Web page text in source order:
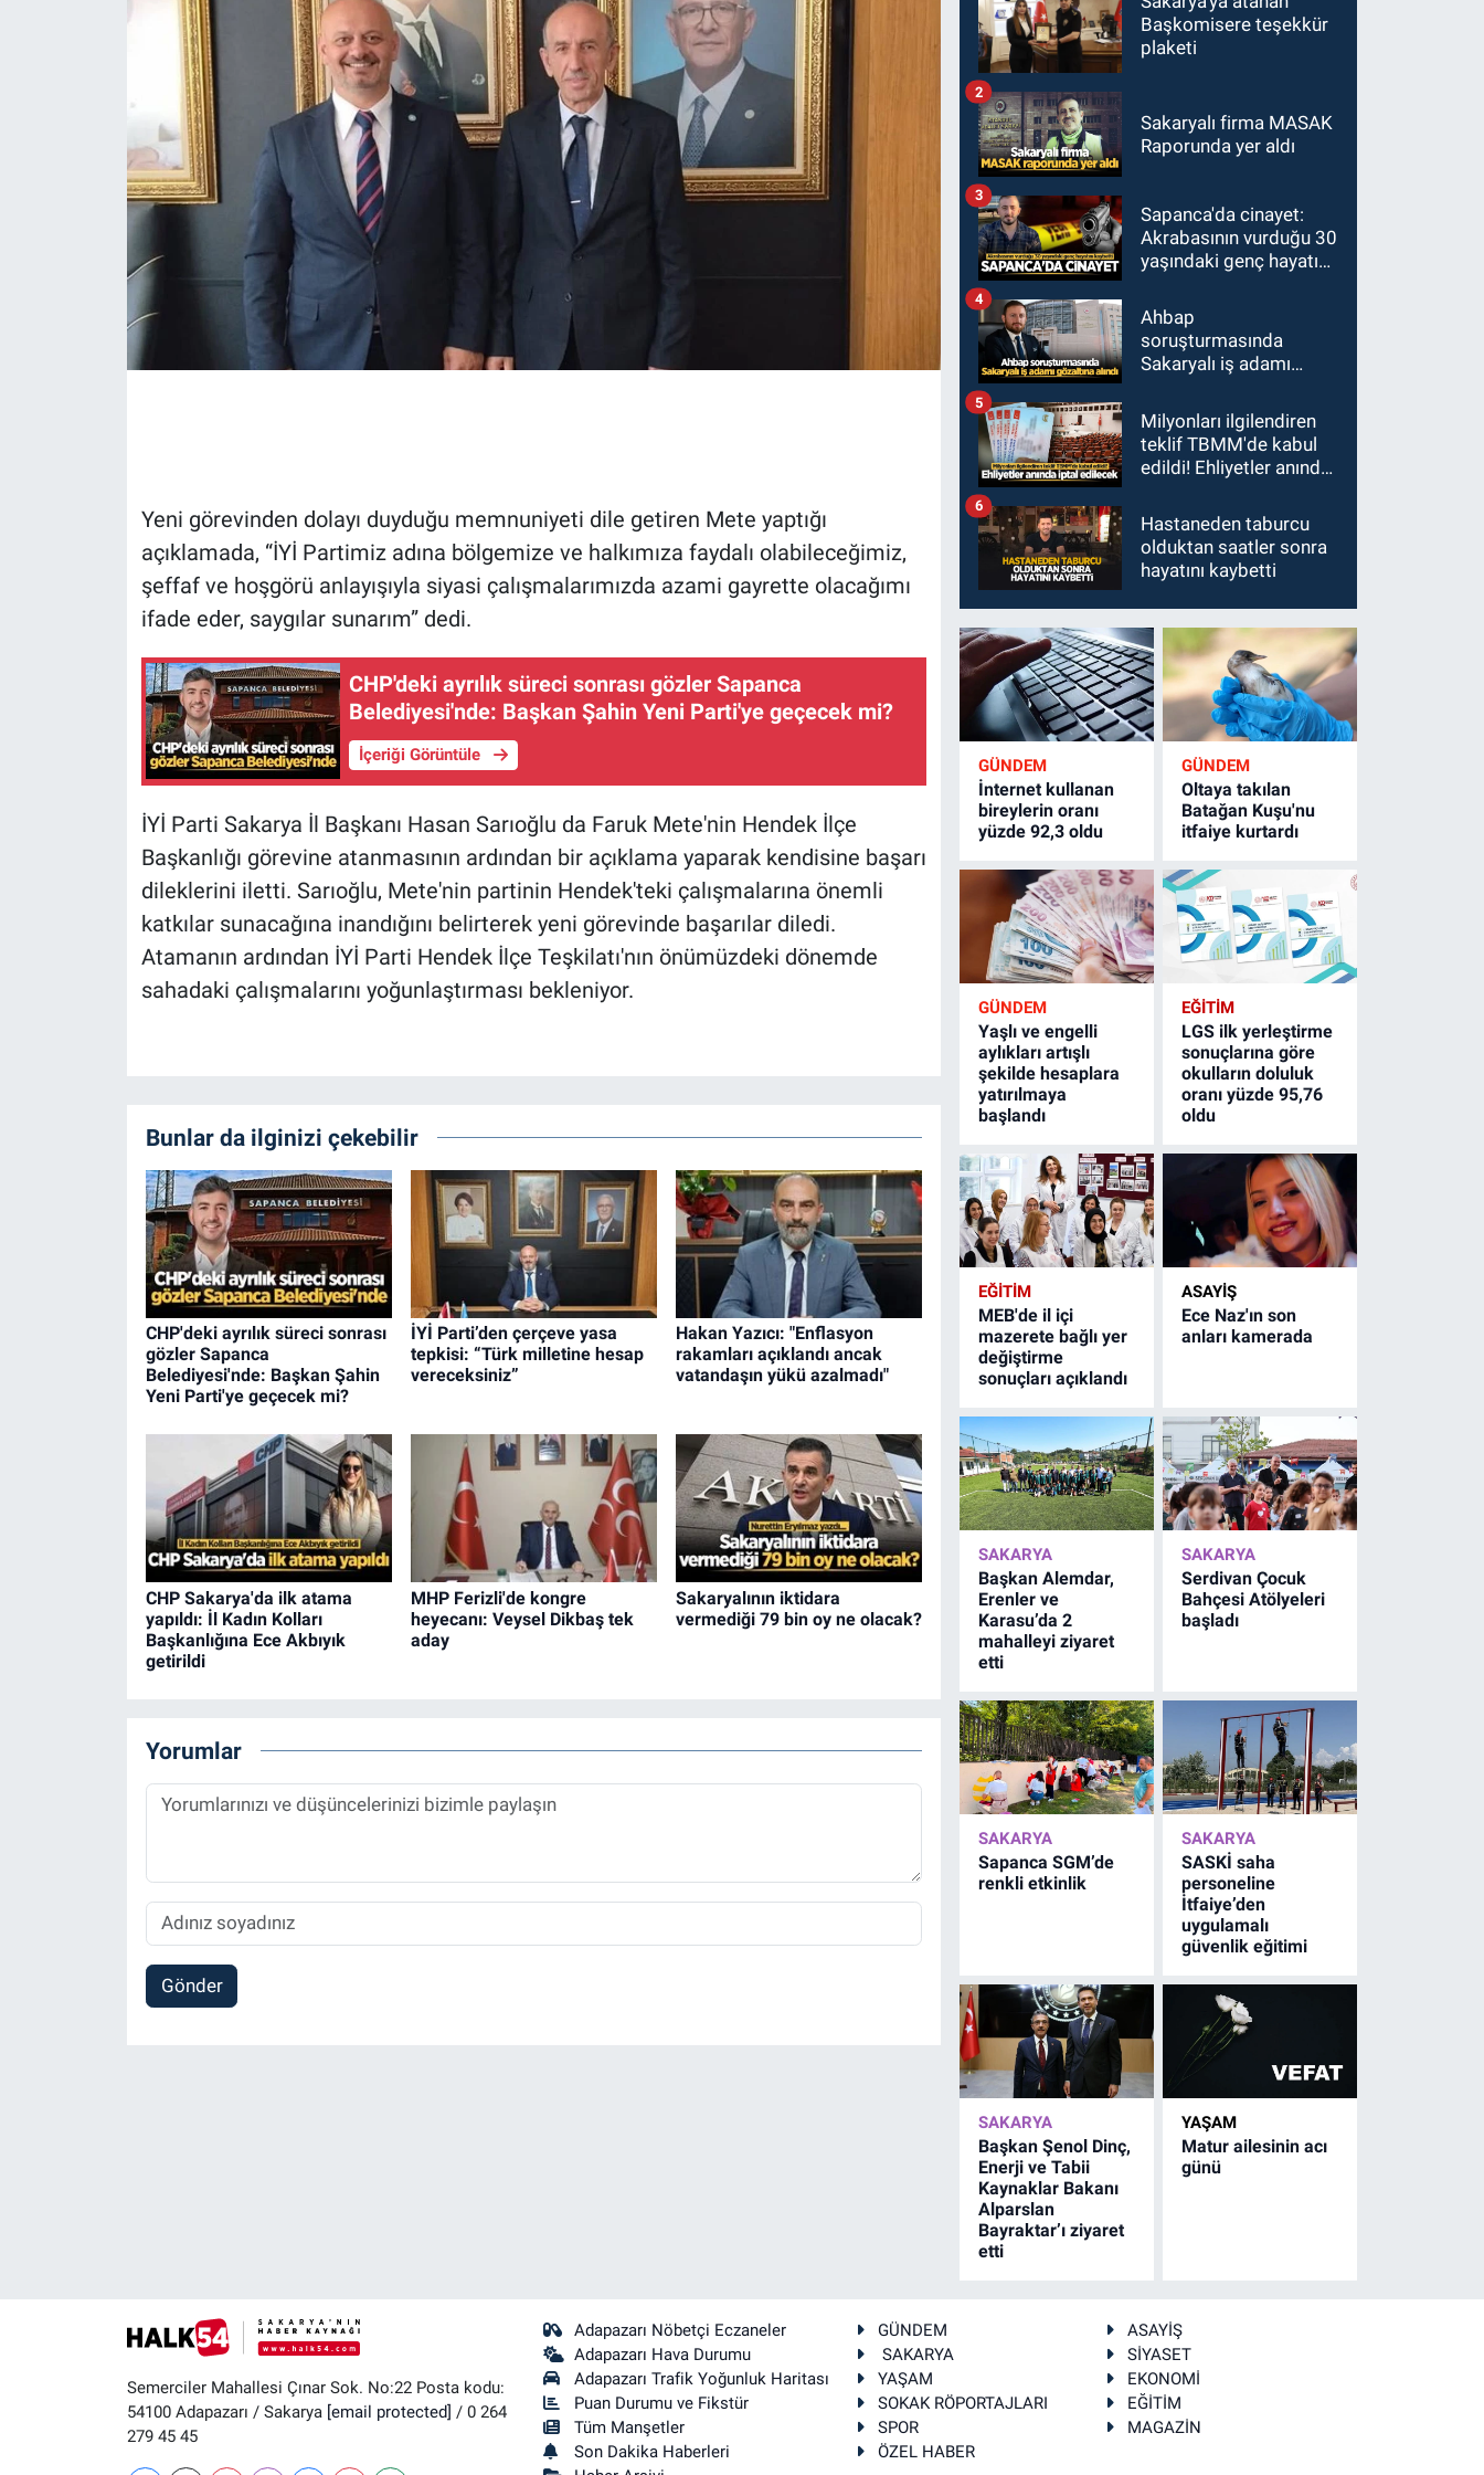
Yeni görevinden dolayı duyduğu memnuniyeti dile getiren Mete yaptığı
açıklamada, “İYİ Partimiz adına bölgemize ve halkımıza faydalı olabileceğimiz,
şeffaf ve hoşgörü anlayışıyla siyasi çalışmalarımızda azami gayrette olacağımı
ifade eder, saygılar sunarım” dedi.
CHP'deki ayrılık süreci sonrası gözler Sapanca
Belediyesi'nde: Başkan Şahin Yeni Parti'ye geçecek mi?
İçeriği Görüntüle
İYİ Parti Sakarya İl Başkanı Hasan Sarıoğlu da Faruk Mete'nin Hendek İlçe
Başkanlığı görevine atanmasının ardından bir açıklama yaparak kendisine başarı
dileklerini iletti. Sarıoğlu, Mete'nin partinin Hendek'teki çalışmalarına önemli
katkılar sunacağına inandığını belirterek yeni görevinde başarılar diledi.
Atamanın ardından İYİ Parti Hendek İlçe Teşkilatı'nın önümüzdeki dönemde
sahadaki çalışmalarını yoğunlaştırması bekleniyor.
Bunlar da ilginizi çekebilir
CHP'deki ayrılık süreci sonrası
gözler Sapanca
Belediyesi'nde: Başkan Şahin
Yeni Parti'ye geçecek mi?
İYİ Parti’den çerçeve yasa
tepkisi: “Türk milletine hesap
vereceksiniz”
Hakan Yazıcı: "Enflasyon
rakamları açıklandı ancak
vatandaşın yükü azalmadı"
CHP Sakarya'da ilk atama
yapıldı: İl Kadın Kolları
Başkanlığına Ece Akbıyık
getirildi
MHP Ferizli'de kongre
heyecanı: Veysel Dikbaş tek
aday
Sakaryalının iktidara
vermediği 79 bin oy ne olacak?
Yorumlar
Gönder
Başkomisere teşekkür
plaketi
Sakaryalı firma MASAK
Raporunda yer aldı
2
Sapanca'da cinayet:
Akrabasının vurduğu 30
yaşındaki genç hayatını
3
Ahbap
soruşturmasında
Sakaryalı iş adamı
4
Milyonları ilgilendiren
teklif TBMM'de kabul
edildi! Ehliyetler anında
5
Hastaneden taburcu
olduktan saatler sonra
hayatını kaybetti
6
GÜNDEM
İnternet kullanan
bireylerin oranı
yüzde 92,3 oldu
GÜNDEM
Oltaya takılan
Batağan Kuşu'nu
itfaiye kurtardı
GÜNDEM
Yaşlı ve engelli
aylıkları artışlı
şekilde hesaplara
yatırılmaya
başlandı
EĞİTİM
LGS ilk yerleştirme
sonuçlarına göre
okulların doluluk
oranı yüzde 95,76
oldu
EĞİTİM
MEB'de il içi
mazerete bağlı yer
değiştirme
sonuçları açıklandı
ASAYİŞ
Ece Naz'ın son
anları kamerada
SAKARYA
Başkan Alemdar,
Erenler ve
Karasu’da 2
mahalleyi ziyaret
etti
SAKARYA
Serdivan Çocuk
Bahçesi Atölyeleri
başladı
SAKARYA
Sapanca SGM’de
renkli etkinlik
SAKARYA
SASKİ saha
personeline
İtfaiye’den
uygulamalı
güvenlik eğitimi
SAKARYA
Başkan Şenol Dinç,
Enerji ve Tabii
Kaynaklar Bakanı
Alparslan
Bayraktar’ı ziyaret
etti
YAŞAM
Matur ailesinin acı
günü
Semerciler Mahallesi Çınar Sok. No:22 Posta kodu:
54100 Adapazarı / Sakarya [email protected] / 0 264
279 45 45
Adapazarı Nöbetçi Eczaneler
Adapazarı Hava Durumu
Adapazarı Trafik Yoğunluk Haritası
Puan Durumu ve Fikstür
Tüm Manşetler
Son Dakika Haberleri
GÜNDEM
ASAYİŞ
SAKARYA
SİYASET
YAŞAM
EKONOMİ
SOKAK RÖPORTAJLARI
EĞİTİM
SPOR
MAGAZİN
ÖZEL HABER
ÖZEL HABER
HALK54 PANORAMA